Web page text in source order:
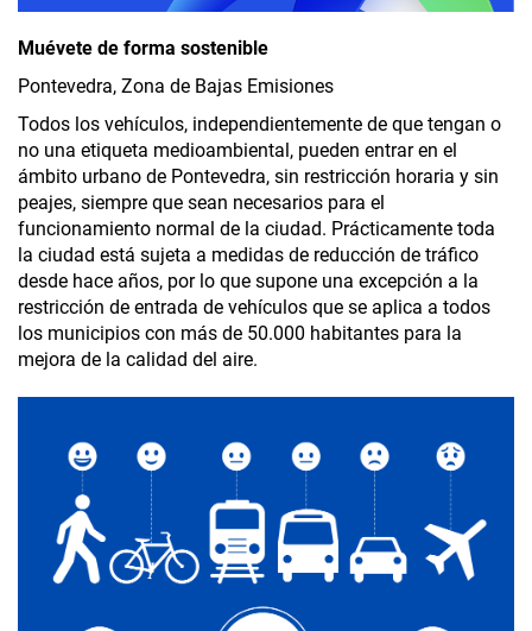
Muévete de forma sostenible
Pontevedra, Zona de Bajas Emisiones
Todos los vehículos, independientemente de que tengan o
no una etiqueta medioambiental, pueden entrar en el
ámbito urbano de Pontevedra, sin restricción horaria y sin
peajes, siempre que sean necesarios para el
funcionamiento normal de la ciudad. Prácticamente toda
la ciudad está sujeta a medidas de reducción de tráfico
desde hace años, por lo que supone una excepción a la
restricción de entrada de vehículos que se aplica a todos
los municipios con más de 50.000 habitantes para la
mejora de la calidad del aire.